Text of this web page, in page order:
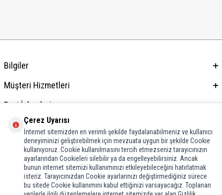
Bilgiler
Müşteri Hizmetleri
Bayi İşlemleri
Adres & İletişim
Çerez Uyarısı
İnternet sitemizden en verimli şekilde faydalanabilmeniz ve kullanıcı
deneyiminizi geliştirebilmek için mevzuata uygun bir şekilde Cookie
kullanıyoruz. Cookie kullanılmasını tercih etmezseniz tarayıcınızın
ayarlarından Cookieleri silebilir ya da engelleyebilirsiniz. Ancak
bunun internet sitemizi kullanımınızı etkileyebileceğini hatırlatmak
isteriz. Tarayıcınızdan Cookie ayarlarınızı değiştirmediğiniz sürece
bu sitede Cookie kullanımını kabul ettiğinizi varsayacağız. Toplanan